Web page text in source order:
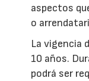
aspectos
o
La vigencia
10 años.
podrá ser